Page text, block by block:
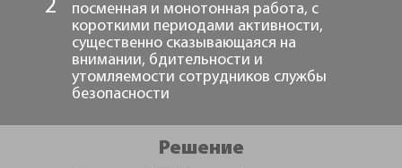
посменная и монотонная работа, с
короткими периодами активности,
существенно сказывающаяся на
внимании, бдительности и
утомляемости сотрудников службы
безопасности
Решение